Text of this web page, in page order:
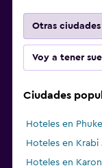
Otras ciudades
Voy a tener
Ciudades
Hoteles en
Hoteles en Krabi
Hoteles en Karon